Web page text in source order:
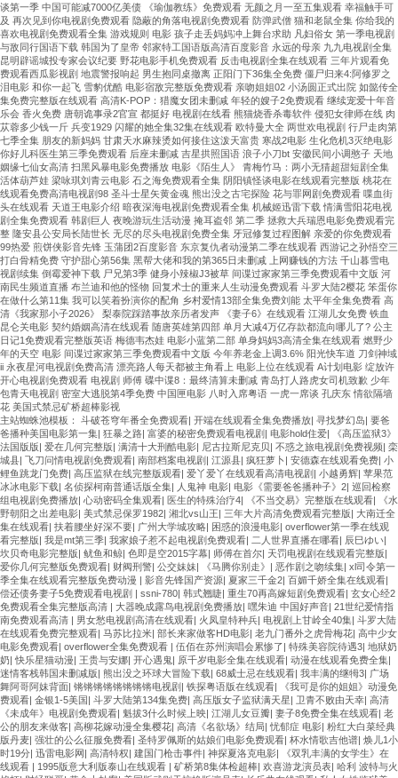
谈第一季 中国可能减7000亿美债 《瑜伽教练》免费观看 无颜之月一至五集观看 幸福触手可
及 再次见到你电视剧免费观看 隐蔽的角落电视剧免费观看 防弹武僧 猫和老鼠全集 你给我的
喜欢电视剧免费观看全集 游戏规则 电影 孩子走丢妈妈冲上舞台求助 凡妇俗女 第一季电视剧
与敌同行国语下载 韩国为了皇帝 邻家特工国语版高清百度影音 永远的母亲 九九电视剧全集
昆明辟谣城投专家会议纪要 野花电影手机免费观看 反击电视剧全集在线观看 三年片观看免
费观看西瓜影视剧 地震警报响起 男生抱同桌撤离 正阳门下36集全免费 僵尸归来4:阿修罗之
泪电影 和你一起飞 雪豹优酷 电影宿敌完整版免费观看 亲吻姐姐02 小汤圆正式出院 如懿传全
集免费完整版在线观看 高清K-POP：猎魔女团未删减 年轻的嫂子2免费观看 继续宠爱十年音
乐会 香火免费 唐朝诡事录2官宣 都挺好 电视剧在线看 熊猫烧香杀毒软件 侵犯女律师在线 肉
苁蓉多少钱一斤 兵变1929 闪耀的她全集32集在线观看 欧特曼大全 两世欢电视剧 行尸走肉第
七季全集 朋友的新妈妈 甘肃天水麻辣烫如何接住这泼天富贵 寒战2电影 生化危机3灭绝电影
你好儿科医生第三季免费观看 后座未删减 吉星拱照国语 浪子小刀bt 安徽民间小调憨子 天地
姻缘七仙女高清 扫黑风暴电影免费播放 电影《陌生人》 青梅竹马：两小无猜超甜短剧全集
活体葫芦娃 梁咏琪刘青云电影 石之海免费观看全集 阴阳镇怪谈电影在线观看完整版 桃花在
线观看免费高清电视剧98 圣斗士星矢黄金魂 熊出没之古宅探险 花与罪网剧免费观看 喋血街
头在线观看 天道王电影介绍 暗夜深海电视剧免费观看全集 机械姬迅雷下载 情满雪阳花电视
剧全集免费观看 韩剧巨人 夜晚游玩生活动漫 掩耳盗邻 第二季 拯救大兵瑞恩电影免费观看完
整 隆安县公安局长陆世长 无尽的尽头电视剧免费全集 牙冠修复过程图解 亲爱的你免费观看
99热爱 煎饼侠影音先锋 玉蒲团2百度影音 东京复仇者动漫第二季在线观看 西游记之孙悟空三
打白骨精免费 守护甜心第56集 黑帮大佬和我的第365日未删减 上网赚钱的方法 千山暮雪电
视剧续集 倒霉爱神下载 尸兄第3季 健身小辣椒J3被草 间谍过家家第三季免费观看中文版 河
南民生频道直播 布兰迪和他的怪物 回复术士的重来人生动漫免费观看 斗罗大陆2樱花 笨蛋你
在做什么第11集 我可以笑着扮演你的配角 乡村爱情13部全集免费刘能 太平年全集免费看 高
清《我家那小子2026》 梨泰院踩踏事故亲历者发声 《妻子6》在线观看 江湖儿女免费 铁血
昆仑关电影 契约婚姻高清在线观看 随唐英雄第四部 单月大减4万亿存款都流向哪儿了? 公主
日记1免费观看完整版英语 梅德韦杰娃 电影小蓝第二部 单身妈妈3高清全集在线观看 燃野少
年的天空 电影 间谍过家家第三季免费观看中文版 今年养老金上调3.6% 阳光快车道 刀剑神域
ii 永夜星河电视剧免费高清 漂亮路人每天都被主角看上 电影上位在线观看 A计划电影 绽放许
开心电视剧免费观看 电视剧 师傅 碟中谍8：最终清算未删减 青岛打人路虎女司机致歉 少年
包青天电视剧 密室大逃脱第4季免费 中国匣电影 八时入席粤语 一虎一席谈 孔庆东 情欲隔墙
花 美国式禁忌矿桥超棒影视
主站蜘蛛池模板： 斗破苍穹年番全免费观看| 开端在线观看全集免费播放| 寻找梦幻岛| 要爸
爸播种美国电影第一集| 狂暴之路| 富婆的秘密免费观看电视剧 | 电影hold住爱|
《高压监狱3》
法国版版| 爱在几何完整版| 满清十大刑酷电影| 尼古拉斯尼克贝| 不惑之旅电视剧免费视频| 栾
城县| 飞刀问情电视剧免费观看| 南部档案电视剧 | 江源县| 疯狂萝卜 | 安德森在线观看免费| 小
鲤鱼跳龙门免费| 高压监狱在线完整版观看| 爱丫爱丫在线观看高清电视剧 | 小越勇辉| 苹果范
冰冰电影下载| 名侦探柯南普通话版全集| 人鬼神 电影| 电影《需要爸爸播种子》2| 巡回检察
组电视剧免费播放| 心动密码全集观看| 医生的特殊治疗4| 《不当交易》完整版在线观看|
《水
野朝阳之出差电影| 美式禁忌保罗1982| 湘北vs山王| 三年大片高清免费观看完整版| 大南迁全
集在线观看| 扶着腰坐好深不要| 广州大学城攻略| 困惑的浪漫电影| overflower第一季在线观
看完整版| 我是mt第三季| 我家娘子惹不起电视剧免费观看| 二人世界直播在哪看| 辰巳ゆい|
坎贝奇电影完整版| 鱿鱼和鲸| 色即是空2015字幕| 师傅在首尔| 天罚电视剧在线观看完整版|
爱你几何完整版免费观看| 财阀刑警| 公交妹妹| 《马腾你别走》 | 恶作剧之吻续集| xl司令第一
季全集在线观看完整版免费动漫 | 影音先锋国产资源| 夏家三千金2| 百媚千娇全集在线观看|
偿还债务妻子5免费观看电视剧 | ssni-780| 韩式翘睫| 重生70再高嫁短剧免费观看| 玄女心经2
免费观看全集完整版高清 | 大器晚成露鸟电视剧免费播放| 嘿朱迪 中国好声音| 21世纪爱情指
南免费观看高清 | 男女愁电视剧高清在线观看| 火凤皇特种兵| 电视剧上甘岭全40集| 斗罗大陆
在线观看免费完整观看| 马苏比拉米| 部长来家做客HD电影| 老九门番外之虎骨梅花| 高中少女
电影免费观看| overflower全集免费观看 | 伍佰在苏州演唱会累惨了| 特殊美容院待遇3| 地狱奶
奶|快乐星猫动漫| 王贵与安娜| 开心遇鬼| 原千岁电影全集在线观看| 动漫在线观看免费全集|
迷情客栈韩国未删减版| 熊出没之环球大冒险下载| 68威士忌在线观看| 我丰满的继牳3| 广场
舞阿哥阿妹背面| 锵锵锵锵锵锵锵锵电视剧 | 铁探粤语版在线观看|
《我可是你的姐姐》动漫免
费观看| 金银1-5美国| 斗罗大陆第134集免费| 高压版女子监狱满天星| 卫青不败由天幸| 高清
《未成年》电视剧免费观看| 魁拔3什么时候上映| 江湖儿女豆瓣| 妻子8免费全集在线观看| 老
公的朋友来做客| 高柳花嫁动漫全集樱花| 高清《名欲场》结局|忧郁症 电影| 粉红大白菜经典
版丹麦| 强壮的公么征服免费看| 圣特罗佩斯的姑娘们电影免费观看| 杯水情歌吉他谱| 焕儿1小
时19分| 迅雷电影网| 高清特权| 建国门枪击事件| 神探夏洛克电影|
《双乳丰满的女学生》在
线观看 | 1995版意大利版泰山在线观看 | 矿桥第8集体检超棒| 欢喜游龙演员表| 哈利 波特与火